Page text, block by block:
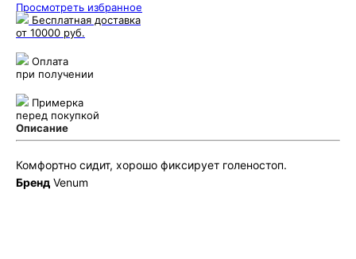
Просмотреть избранное
Бесплатная доставка
от 10000 руб.
Оплата
при получении
Примерка
перед покупкой
Описание
Комфортно сидит, хорошо фиксирует голеностоп.
Бренд Venum